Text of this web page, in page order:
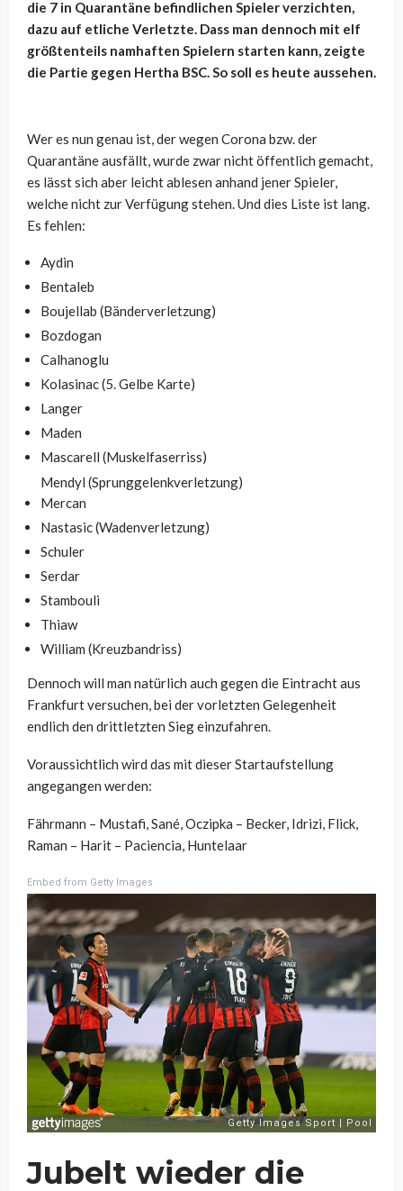
die 7 in Quarantäne befindlichen Spieler verzichten,
dazu auf etliche Verletzte. Dass man dennoch mit elf
größtenteils namhaften Spielern starten kann, zeigte
die Partie gegen Hertha BSC. So soll es heute aussehen.
Wer es nun genau ist, der wegen Corona bzw. der
Quarantäne ausfällt, wurde zwar nicht öffentlich gemacht,
es lässt sich aber leicht ablesen anhand jener Spieler,
welche nicht zur Verfügung stehen. Und dies Liste ist lang.
Es fehlen:
Aydin
Bentaleb
Boujellab (Bänderverletzung)
Bozdogan
Calhanoglu
Kolasinac (5. Gelbe Karte)
Langer
Maden
Mascarell (Muskelfaserriss)
Mendyl (Sprunggelenkverletzung)
Mercan
Nastasic (Wadenverletzung)
Schuler
Serdar
Stambouli
Thiaw
William (Kreuzbandriss)
Dennoch will man natürlich auch gegen die Eintracht aus
Frankfurt versuchen, bei der vorletzten Gelegenheit
endlich den drittletzten Sieg einzufahren.
Voraussichtlich wird das mit dieser Startaufstellung
angegangen werden:
Fährmann – Mustafi, Sané, Oczipka – Becker, Idrizi, Flick,
Raman – Harit – Paciencia, Huntelaar
Embed from Getty Images
Jubelt wieder die